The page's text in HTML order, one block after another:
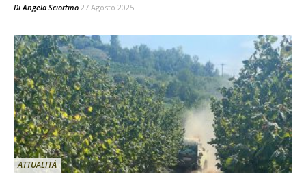
DiAngela Sciortino 27 Agosto 2025
ATTUALITÀ